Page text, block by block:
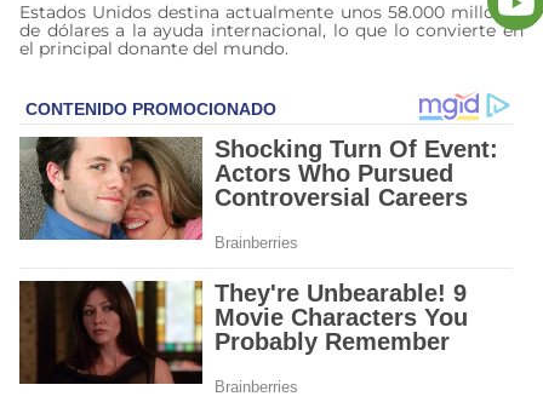
Estados Unidos destina actualmente unos 58.000 millones
de dólares a la ayuda internacional, lo que lo convierte en
el principal donante del mundo.